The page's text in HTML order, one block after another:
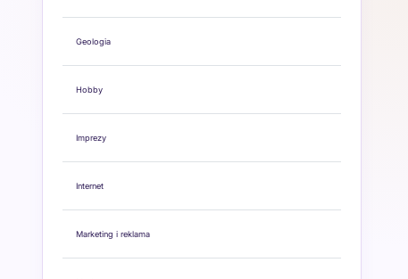
Geologia
Hobby
Imprezy
Internet
Marketing i reklama